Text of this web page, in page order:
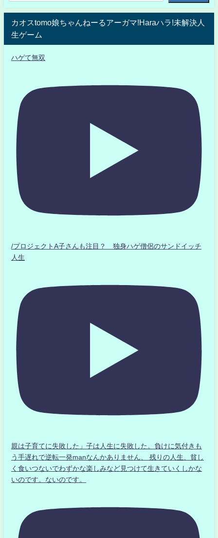
カオスtomo娘ちゃんねーるアーガマ!Haraハラ!未解決人
生ゲーム
ハゲて無双
/プロジェクトA子さんも注目？ 独身ハゲ僧侶のサンドイッチ
人生
親は子育てに失敗した」子は人生に失敗した。負けに気付きも
う手遅れで逆転一発manなんかありません、 残りの人生、貧し
く食いつないでわずかな楽しみなど見つけて生きていくしかな
いのです。ないのです。